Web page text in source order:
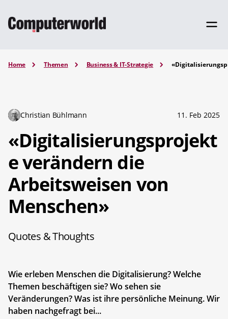
Home Themen Business & IT-Strategie
Christian Bühlmann 11. Feb 2025
«Digitalisierungsprojekt
e verändern die
Arbeitsweisen von
Menschen»
Quotes & Thoughts
Wie erleben Menschen die Digitalisierung? Welche
Themen beschäftigen sie? Wo sehen sie
Veränderungen? Was ist ihre persönliche Meinung. Wir
haben nachgefragt bei...